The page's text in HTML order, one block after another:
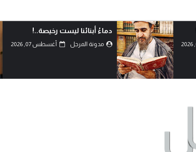
دماءُ أبنائنا ليست رخيصة..!
مدونة المرجل أغسطس 07, 2026